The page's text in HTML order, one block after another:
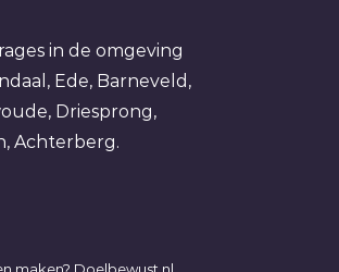
in de omgeving
Ede, Barneveld,
Driesprong,
Achterberg.